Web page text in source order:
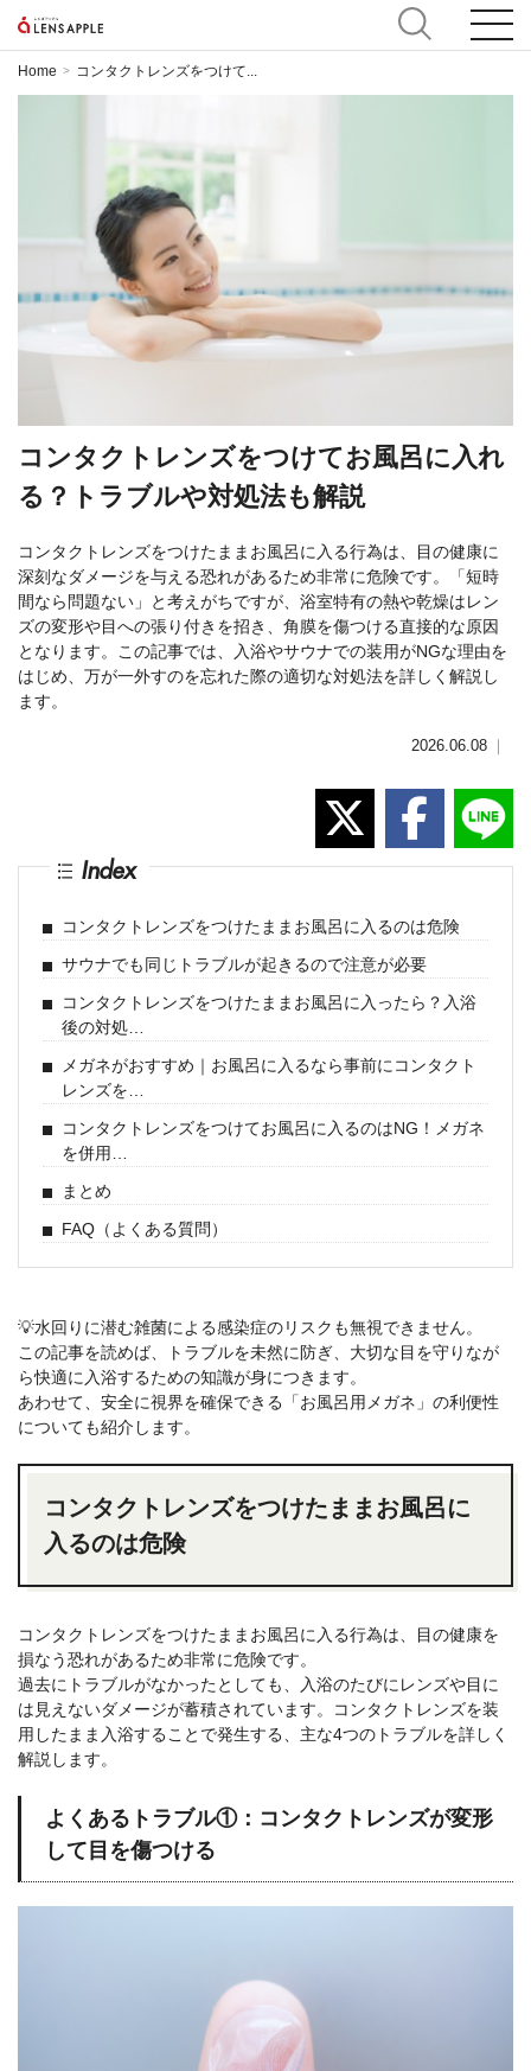
Home > コンタクトレンズをつけて...
コンタクトレンズをつけてお風呂に入れ
る？トラブルや対処法も解説
コンタクトレンズをつけたままお風呂に入る行為は、目の健康に
深刻なダメージを与える恐れがあるため非常に危険です。「短時
間なら問題ない」と考えがちですが、浴室特有の熱や乾燥はレン
ズの変形や目への張り付きを招き、角膜を傷つける直接的な原因
となります。この記事では、入浴やサウナでの装用がNGな理由を
はじめ、万が一外すのを忘れた際の適切な対処法を詳しく解説し
ます。
2026.06.08 ｜
Index
コンタクトレンズをつけたままお風呂に入るのは危険
サウナでも同じトラブルが起きるので注意が必要
コンタクトレンズをつけたままお風呂に入ったら？入浴
後の対処…
メガネがおすすめ｜お風呂に入るなら事前にコンタクト
レンズを…
コンタクトレンズをつけてお風呂に入るのはNG！メガネ
を併用…
まとめ
FAQ（よくある質問）
💡水回りに潜む雑菌による感染症のリスクも無視できません。
この記事を読めば、トラブルを未然に防ぎ、大切な目を守りなが
ら快適に入浴するための知識が身につきます。
あわせて、安全に視界を確保できる「お風呂用メガネ」の利便性
についても紹介します。
コンタクトレンズをつけたままお風呂に
入るのは危険
コンタクトレンズをつけたままお風呂に入る行為は、目の健康を
損なう恐れがあるため非常に危険です。
過去にトラブルがなかったとしても、入浴のたびにレンズや目に
は見えないダメージが蓄積されています。コンタクトレンズを装
用したまま入浴することで発生する、主な4つのトラブルを詳しく
解説します。
よくあるトラブル①：コンタクトレンズが変形
して目を傷つける